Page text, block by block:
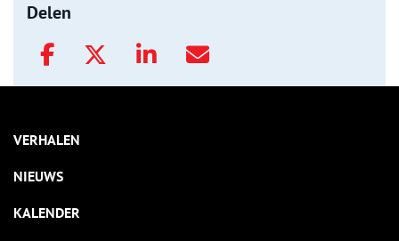
Delen
VERHALEN
NIEUWS
KALENDER